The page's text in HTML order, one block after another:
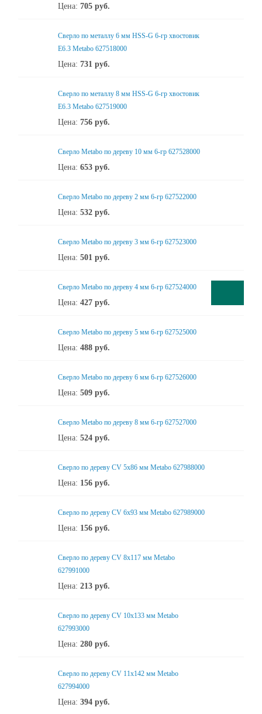
Цена: 705 руб.
Сверло по металлу 6 мм HSS-G 6-гр хвостовик
Е6.3 Metabo 627518000
Цена: 731 руб.
Сверло по металлу 8 мм HSS-G 6-гр хвостовик
Е6.3 Metabo 627519000
Цена: 756 руб.
Сверло Metabo по дереву 10 мм 6-гр 627528000
Цена: 653 руб.
Сверло Metabo по дереву 2 мм 6-гр 627522000
Цена: 532 руб.
Сверло Metabo по дереву 3 мм 6-гр 627523000
Цена: 501 руб.
Сверло Metabo по дереву 4 мм 6-гр 627524000
Цена: 427 руб.
Сверло Metabo по дереву 5 мм 6-гр 627525000
Цена: 488 руб.
Сверло Metabo по дереву 6 мм 6-гр 627526000
Цена: 509 руб.
Сверло Metabo по дереву 8 мм 6-гр 627527000
Цена: 524 руб.
Сверло по дереву CV 5х86 мм Metabo 627988000
Цена: 156 руб.
Сверло по дереву CV 6x93 мм Metabo 627989000
Цена: 156 руб.
Сверло по дереву CV 8x117 мм Metabo
627991000
Цена: 213 руб.
Сверло по дереву CV 10х133 мм Metabo
627993000
Цена: 280 руб.
Сверло по дереву CV 11x142 мм Metabo
627994000
Цена: 394 руб.